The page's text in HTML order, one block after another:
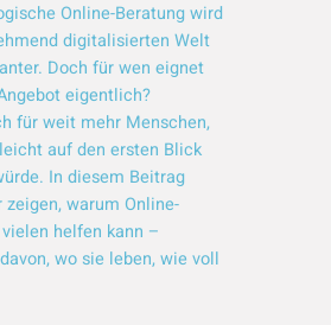
Online-Beratung wird
digitalisierten Welt
Doch für wen eignet
eigentlich?
für weit mehr Menschen,
auf den ersten Blick
In diesem Beitrag
warum Online-
helfen kann –
wo sie leben, wie voll